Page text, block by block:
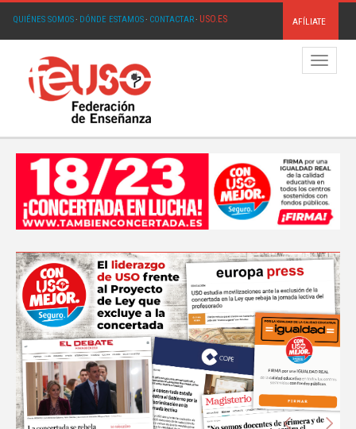
QUIÉNES SOMOS· DÓNDE ESTAMOS· CONTACTAR· USO.ES AFÍLIATE
Menú
Anterior